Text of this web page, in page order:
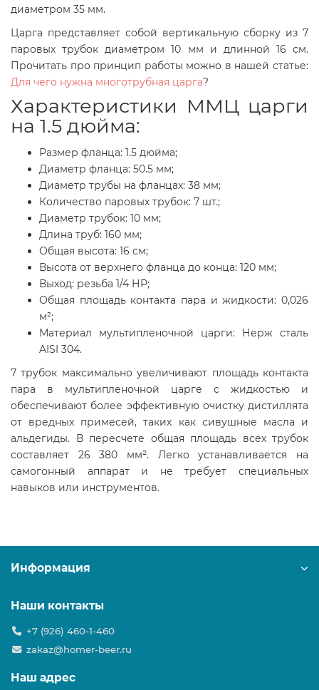
диаметром 35 мм.
Царга представляет собой вертикальную сборку из 7
паровых трубок диаметром 10 мм и длинной 16 см.
Прочитать про принцип работы можно в нашей статье:
Для чего нужна многотрубная царга?
Характеристики ММЦ царги
на 1.5 дюйма:
Размер фланца: 1.5 дюйма;
Диаметр фланца: 50.5 мм;
Диаметр трубы на фланцах: 38 мм;
Количество паровых трубок: 7 шт.;
Диаметр трубок: 10 мм;
Длина труб: 160 мм;
Общая высота: 16 см;
Высота от верхнего фланца до конца: 120 мм;
Выход: резьба 1/4 НР;
Общая площадь контакта пара и жидкости: 0,026
м²;
Материал мультипленочной царги: Нерж сталь
AISI 304.
7 трубок максимально увеличивают площадь контакта
пара в мультипленочной царге с жидкостью и
обеспечивают более эффективную очистку дистиллята
от вредных примесей, таких как сивушные масла и
альдегиды. В пересчете общая площадь всех трубок
составляет 26 380 мм². Легко устанавливается на
самогонный аппарат и не требует специальных
навыков или инструментов.
Информация
Наши контакты
+7 (926) 460-1-460
zakaz@homer-beer.ru
Наш адрес